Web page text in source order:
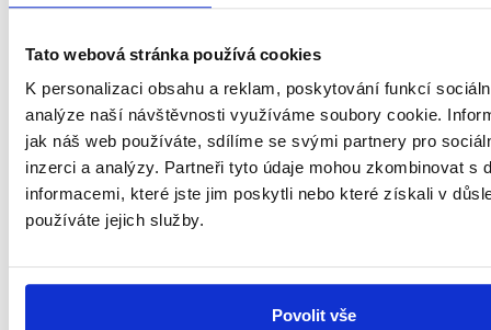
Tato webová stránka používá cookies
K personalizaci obsahu a reklam, poskytování funkcí
analýze naší návštěvnosti využíváme soubory cookie.
jak náš web používáte, sdílíme se svými partnery pro
inzerci a analýzy. Partneři tyto údaje mohou zkombinovat s
informacemi, které jste jim poskytli nebo které získali v
používáte jejich služby.
Povolit vše
upravená. Původní záběr pochází z blogu pražského
řečnícího prezidenta. Ve skutečnosti sál při Pavlově
projevu prázdný nebyl, podle dostupných
videozáznamů a fotografií Pavlovu řeč poslouchaly
minimálně desítky státníků. Sdílenou fotku jsme proto
v rámci naší spolupráce se sociální sítí Facebook
označili jako pozměněnou.